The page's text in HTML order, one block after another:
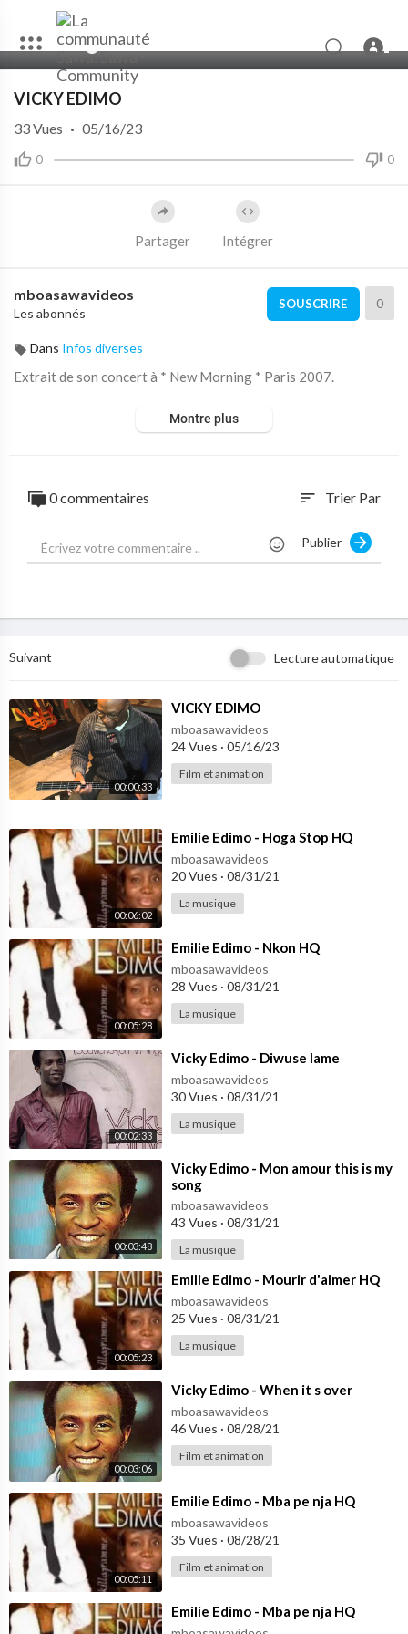
00:00 04:14
VICKY EDIMO
0 0
33Vues · 05/16/23
Partager Intégrer
mboasawavideos
Les abonnés
SOUSCRIRE 0
Dans Infos diverses
Extrait de son concert à * New Morning * Paris 2007.
Montre plus
0 commentaires sort Trier Par
Publier
Suivant Lecture automatique
00:00:33
⁣VICKY EDIMO
mboasawavideos
24 Vues · 05/16/23
Film et animation
00:06:02
⁣Emilie Edimo - Hoga Stop HQ
mboasawavideos
20 Vues · 08/31/21
La musique
00:05:28
⁣Emilie Edimo - Nkon HQ
mboasawavideos
28 Vues · 08/31/21
La musique
00:02:33
⁣Vicky Edimo - Diwuse lame
mboasawavideos
30 Vues · 08/31/21
La musique
00:03:48
⁣Vicky Edimo - Mon amour this is my
song
mboasawavideos
43 Vues · 08/31/21
La musique
00:05:23
⁣Emilie Edimo - Mourir d'aimer HQ
mboasawavideos
25 Vues · 08/31/21
La musique
00:03:06
⁣Vicky Edimo - When it s over
mboasawavideos
46 Vues · 08/28/21
Film et animation
00:05:11
⁣Emilie Edimo - Mba pe nja HQ
mboasawavideos
35 Vues · 08/28/21
Film et animation
⁣Emilie Edimo - Mba pe nja HQ